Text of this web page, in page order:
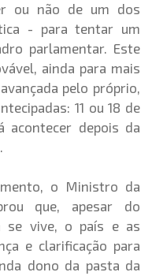
ou não de um dos
- para tentar um
parlamentar. Este
ainda para mais
pelo próprio,
11 ou 18 de
acontecer depois da
o Ministro da
que, apesar do
se vive, o país e as
e clarificação para
dono da pasta da